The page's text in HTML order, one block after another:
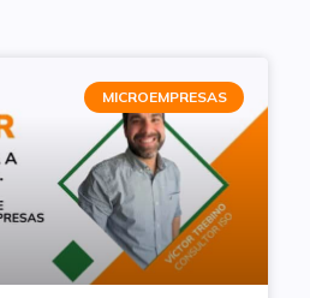
MICROEMPRESAS